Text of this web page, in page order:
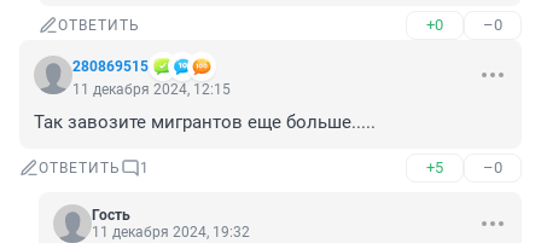
ОТВЕТИТЬ +0 –0
280869515
11 декабря 2024, 12:15
Так завозите мигрантов еще больше.....
ОТВЕТИТЬ 1 +5 –0
Гость
11 декабря 2024, 19:32